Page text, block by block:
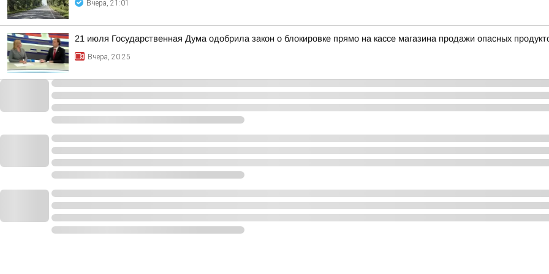
Вчера, 21:01
21 июля Государственная Дума одобрила закон о блокировке прямо на кассе магазина продажи опасных
Вчера, 20:25